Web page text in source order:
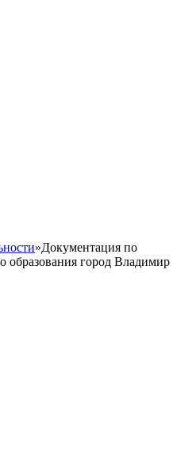
»Документация по
образования город Владимир